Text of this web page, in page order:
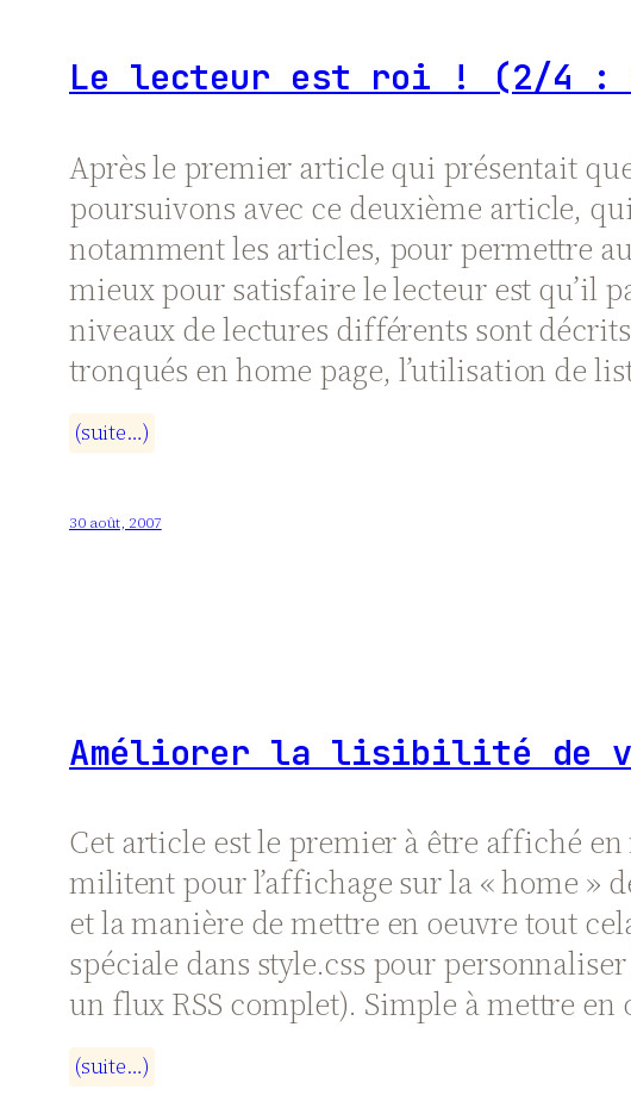
Le lecteur est roi ! (2/4 :
Après le premier article qui présentait
poursuivons avec ce deuxième article,
notamment les articles, pour permettre
mieux pour satisfaire le lecteur est qu’il
niveaux de lectures différents sont
tronqués en home page, l’utilisation de
(suite…)
30 août, 2007
Améliorer la lisibilité de
Cet article est le premier à être affiché
militent pour l’affichage sur la « home »
et la manière de mettre en oeuvre tout
spéciale dans style.css pour
un flux RSS complet). Simple à mettre
(suite…)